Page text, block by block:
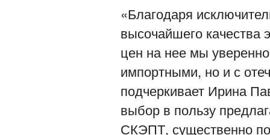
«Благодаря
высочайшего качества
цен на нее мы
импортными, но и с
подчеркивает Ирина
выбор в пользу
СКЭПТ, существенно